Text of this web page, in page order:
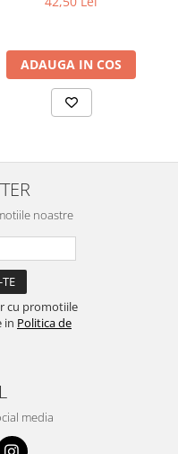
ADAUGA IN COS
noastre
cu promotiile
in Politica de
media